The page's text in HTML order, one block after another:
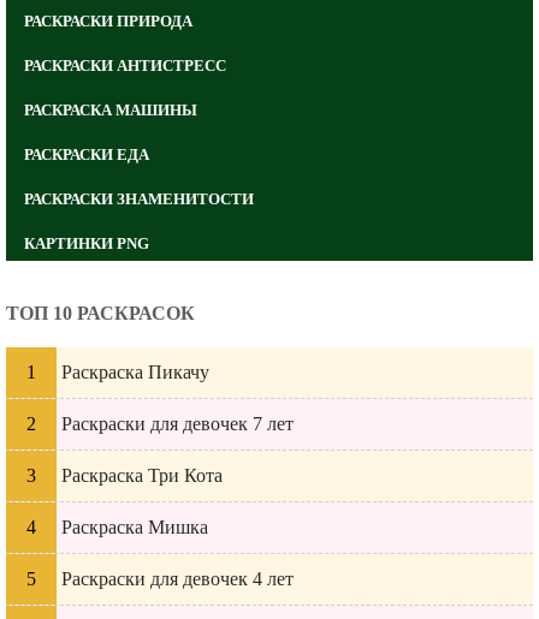
РАСКРАСКИ ПРИРОДА
РАСКРАСКИ АНТИСТРЕСС
РАСКРАСКА МАШИНЫ
РАСКРАСКИ ЕДА
РАСКРАСКИ ЗНАМЕНИТОСТИ
КАРТИНКИ PNG
ТОП 10 РАСКРАСОК
Раскраска Пикачу
Раскраски для девочек 7 лет
Раскраска Три Кота
Раскраска Мишка
Раскраски для девочек 4 лет